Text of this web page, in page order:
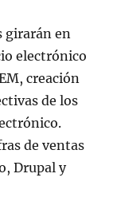
girarán en
electrónico
creación
de los
de ventas
Drupal y